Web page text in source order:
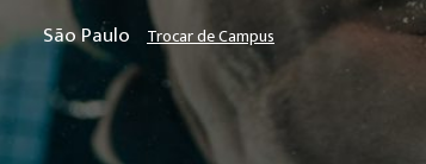
São Paulo Trocar de Campus